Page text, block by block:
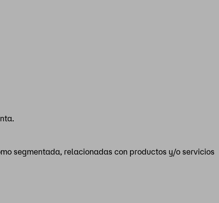
segmentada, relacionadas con productos y/o servicios